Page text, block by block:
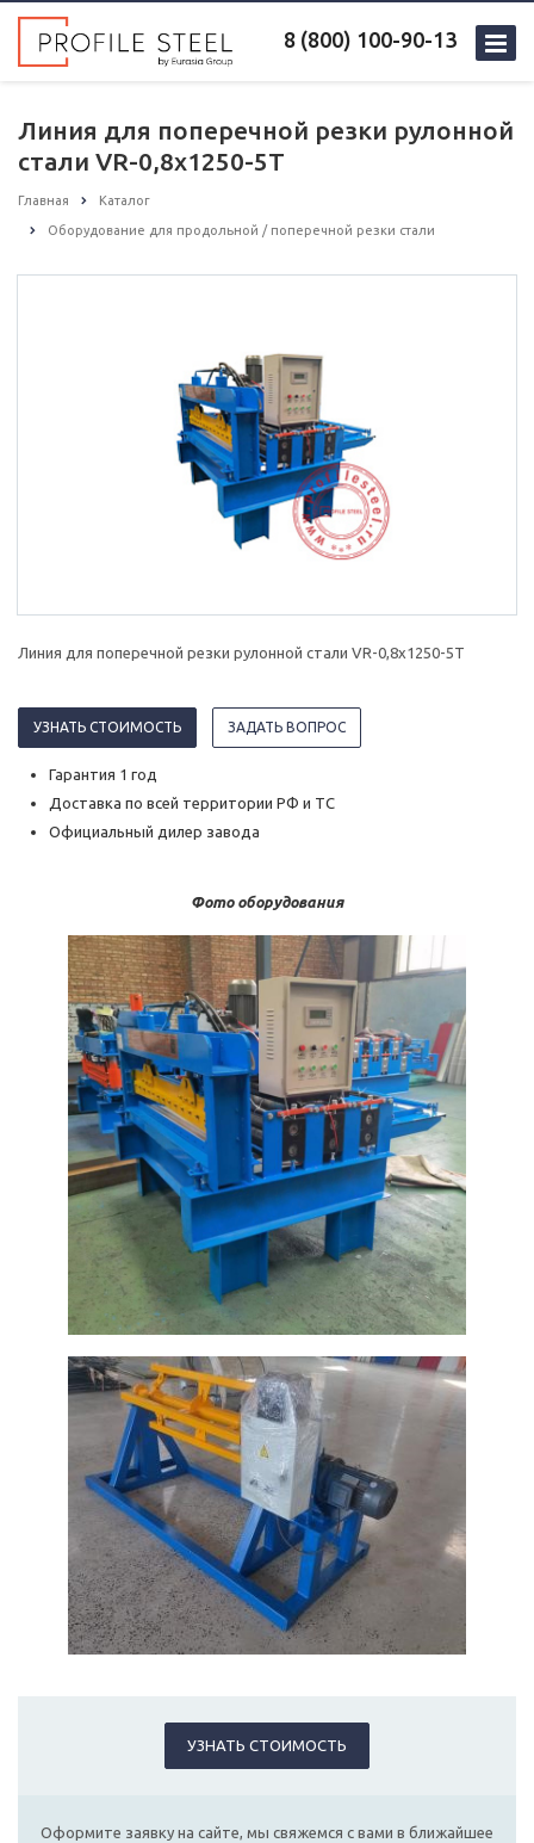
8 (800) 100-90-13
Линия для поперечной резки рулонной
стали VR-0,8х1250-5T
Главная Каталог
Оборудование для продольной / поперечной резки стали
Линия для поперечной резки рулонной стали VR-0,8х1250-5T
УЗНАТЬ СТОИМОСТЬ ЗАДАТЬ ВОПРОС
Гарантия 1 год
Доставка по всей территории РФ и ТС
Официальный дилер завода
Фото оборудования
УЗНАТЬ СТОИМОСТЬ
Оформите заявку на сайте, мы свяжемся с вами в ближайшее